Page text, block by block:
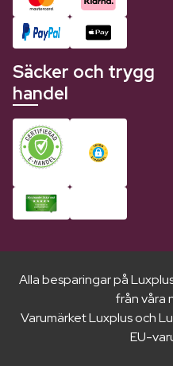
Säcker och trygg
handel
Alla besparingar på
från våra
Varumärket Luxplus och
EU-